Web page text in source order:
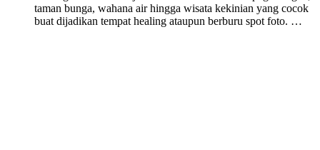
taman bunga, wahana air hingga wisata kekinian yang cocok
buat dijadikan tempat healing ataupun berburu spot foto. …